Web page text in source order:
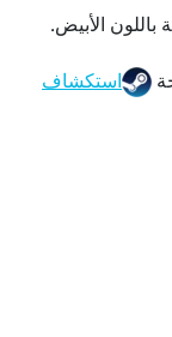
الأبيض.
استكشاف